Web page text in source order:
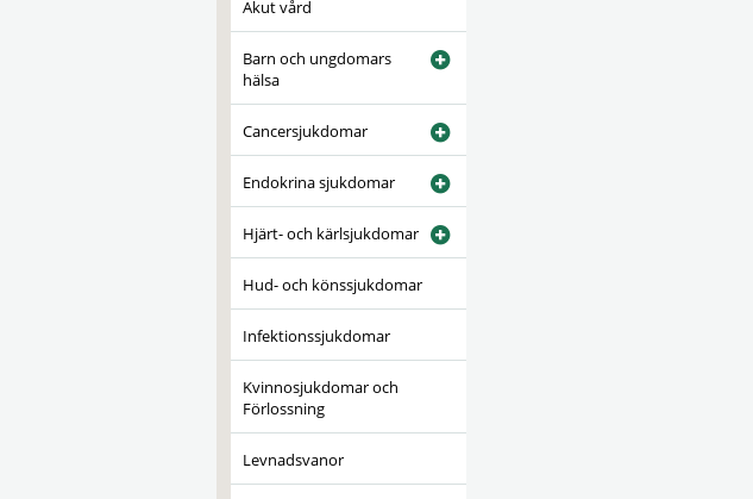
Akut vård
Barn och ungdomars
hälsa
Cancersjukdomar
Endokrina sjukdomar
Hjärt- och kärlsjukdomar
Hud- och könssjukdomar
Infektionssjukdomar
Kvinnosjukdomar och
Förlossning
Levnadsvanor